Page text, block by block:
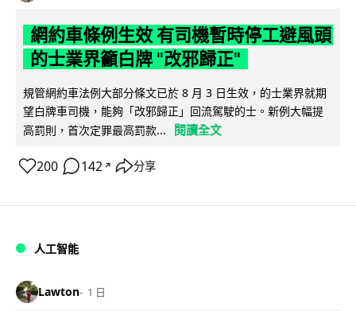
網約車條例生效 有司機暫時停工避風頭
的士業界籲白牌 "改邪歸正"
規管網約車法例大部分條文已於 8 月 3 日生效，的士業界就期
望白牌車司機，能夠「改邪歸正」回流駕駛的士。新例大幅提
高罰則，首次定罪最高罰款...
閱讀全文
200 142 ↗ 分享
人工智能
Lawton 1 日